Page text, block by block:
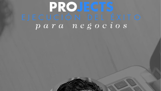
PROJECTS
EJECUCIÓN DEL ÉXIT O
para negocio s